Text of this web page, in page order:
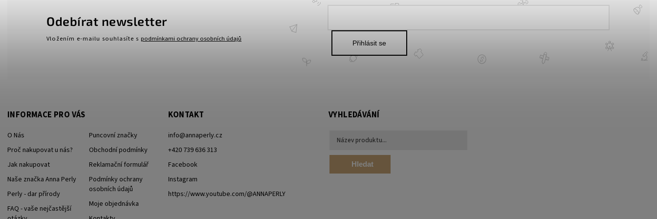
INFORMACE PRO VÁS
O Nás
Proč nakupovat u nás?
Jak nakupovat
Naše značka Anna Perly
Perly - dar přírody
FAQ - vaše nejčastější
Puncovní značky
Obchodní podmínky
Reklamační formulář
Podmínky ochrany
osobních údajů
Moje objednávka
KONTAKT
info@annaperly.cz
+420 739 636 313
Facebook
Instagram
https://www.youtube.com/@ANNAPERLY
Odebírat newsletter
Vložením e-mailu souhlasíte s podmínkami ochrany osobních údajů
Přihlásit se
VYHLEDÁVÁNÍ
Hledat